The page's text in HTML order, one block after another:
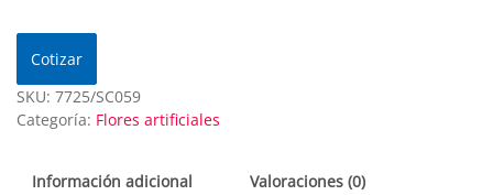
Cotizar
SKU: 7725/SC059
Categoría: Flores artificiales
Información adicional Valoraciones (0)